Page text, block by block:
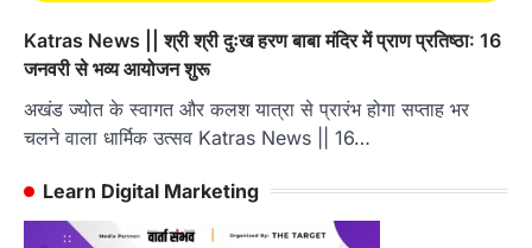
Katras News || श्री श्री दुःख हरण बाबा मंदिर में प्राण प्रतिष्ठा: 16
जनवरी से भव्य आयोजन शुरू
अखंड ज्योत के स्वागत और कलश यात्रा से प्रारंभ होगा सप्ताह भर
चलने वाला धार्मिक उत्सव Katras News || 16…
Learn Digital Marketing